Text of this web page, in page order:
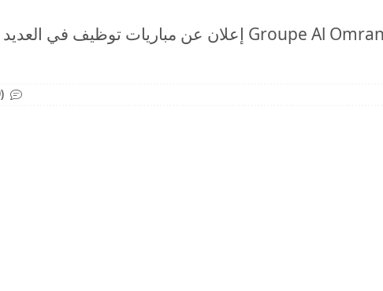
مجموعة التهيئة العمران Groupe Al Omrane إعلان عن مباريات توظيف في العديد
(0)